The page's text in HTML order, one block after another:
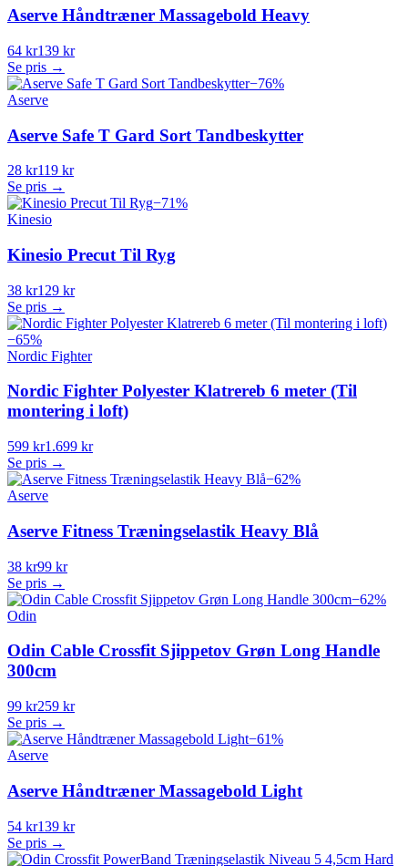
Aserve Håndtræner Massagebold Heavy
64 kr139 kr
Se pris →
−76%
Aserve
Aserve Safe T Gard Sort Tandbeskytter
28 kr119 kr
Se pris →
−71%
Kinesio
Kinesio Precut Til Ryg
38 kr129 kr
Se pris →
−65%
Nordic Fighter
Nordic Fighter Polyester Klatrereb 6 meter (Til
montering i loft)
599 kr1.699 kr
Se pris →
−62%
Aserve
Aserve Fitness Træningselastik Heavy Blå
38 kr99 kr
Se pris →
−62%
Odin
Odin Cable Crossfit Sjippetov Grøn Long Handle
300cm
99 kr259 kr
Se pris →
−61%
Aserve
Aserve Håndtræner Massagebold Light
54 kr139 kr
Se pris →